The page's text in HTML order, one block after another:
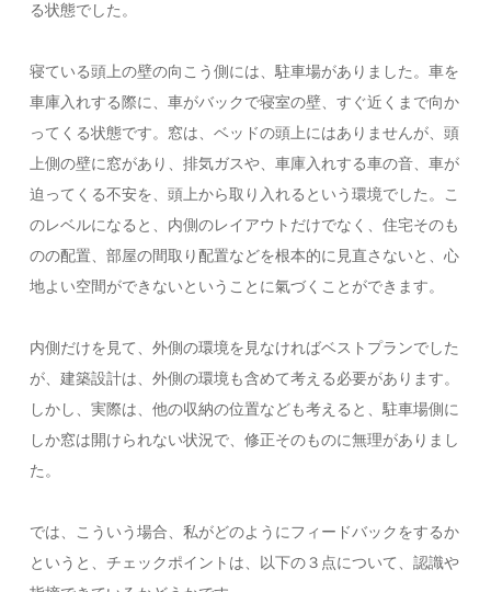
る状態でした。
寝ている頭上の壁の向こう側には、駐車場がありました。車を
車庫入れする際に、車がバックで寝室の壁、すぐ近くまで向か
ってくる状態です。窓は、ベッドの頭上にはありませんが、頭
上側の壁に窓があり、排気ガスや、車庫入れする車の音、車が
迫ってくる不安を、頭上から取り入れるという環境でした。こ
のレベルになると、内側のレイアウトだけでなく、住宅そのも
のの配置、部屋の間取り配置などを根本的に見直さないと、心
地よい空間ができないということに氣づくことができます。
内側だけを見て、外側の環境を見なければベストプランでした
が、建築設計は、外側の環境も含めて考える必要があります。
しかし、実際は、他の収納の位置なども考えると、駐車場側に
しか窓は開けられない状況で、修正そのものに無理がありまし
た。
では、こういう場合、私がどのようにフィードバックをするか
というと、チェックポイントは、以下の３点について、認識や